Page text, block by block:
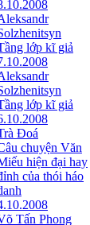
lớp kĩ giả
lớp kĩ giả
Đoá
chuyện Văn
hiện đại hay
của thói háo
Tấn Phong